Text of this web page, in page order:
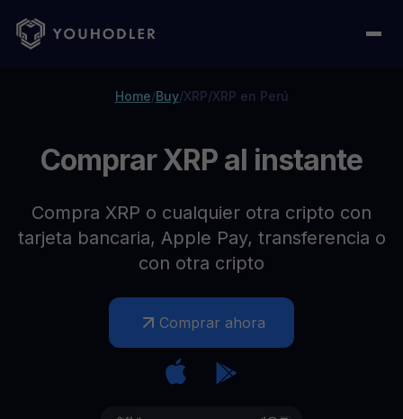
Home/Buy/XRP/XRP en Perú
Comprar XRP al instante
Compra XRP o cualquier otra cripto con
tarjeta bancaria, Apple Pay, transferencia o
con otra cripto
Comprar ahora